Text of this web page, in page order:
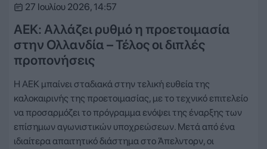
27 Ιουλίου 2026, 14:57
ΑΕΚ: Αλλάζει ρυθμό η προετοιμασία
στην Ολλανδία – Τέλος οι διπλές
προπονήσεις
Η ΑΕΚ μπαίνει σταδιακά στην τελική ευθεία της
καλοκαιρινής της προετοιμασίας, με το τεχνικό επιτελείο
να προσαρμόζει το πρόγραμμα ενόψει της έναρξης των
επίσημων αγωνιστικών υποχρεώσεων. Μετά από ένα
ιδιαίτερα απαιτητικό διάστημα στο Άπελντορν, οι